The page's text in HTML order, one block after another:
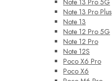
Note 13 Pro Plus
Note 13
Note 12 Pro 5G
Note 12 Pro
Note 12S
Poco X6 Pro
Poco X6